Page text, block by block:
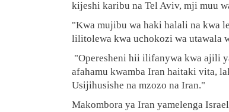
kijeshi karibu na Tel Aviv, mji muu
"Kwa mujibu wa haki halali na kwa
lilitolewa kwa uchokozi wa utawala
"Operesheni hii ilifanywa kwa ajili
afahamu kwamba Iran haitaki vita,
Usijihusishe na mzozo na Iran."
Makombora ya Iran yamelenga